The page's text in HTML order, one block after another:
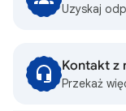
Uzyskaj
Kontakt z
Przekaż